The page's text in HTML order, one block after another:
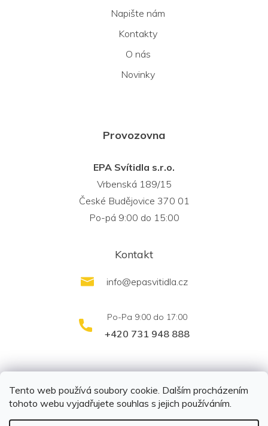
Tento web používá soubory cookie. Dalším procházením
tohoto webu vyjadřujete souhlas s jejich používáním.
Napište nám
Kontakty
O nás
Novinky
Provozovna
EPA Svítidla s.r.o.
Vrbenská 189/15
České Budějovice 370 01
Po-pá 9:00 do 15:00
Kontakt
info@epasvitidla.cz
+420 731 948 888